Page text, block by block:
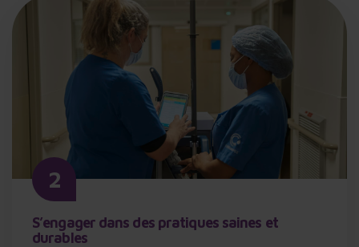
2
S’engager dans des pratiques saines et
durables